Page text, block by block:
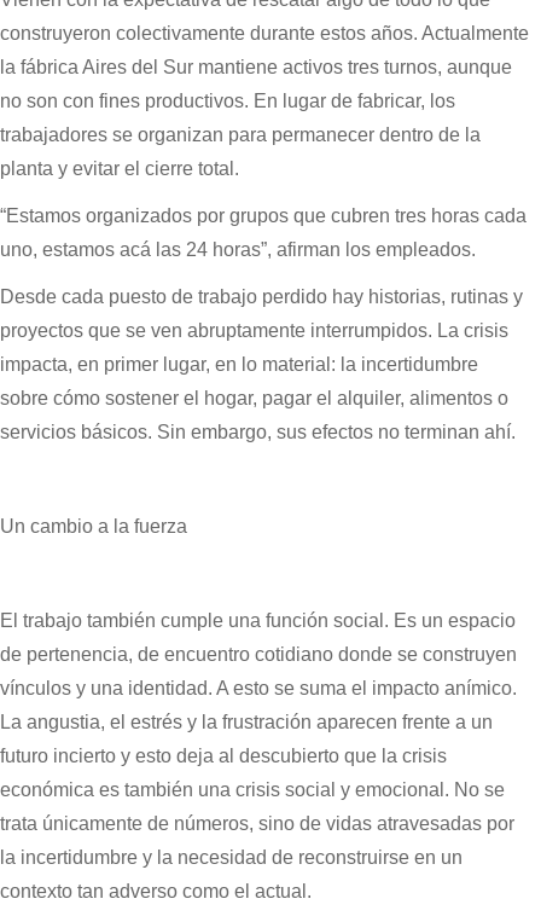
construyeron colectivamente durante estos años. Actualmente
la fábrica Aires del Sur mantiene activos tres turnos, aunque
no son con fines productivos. En lugar de fabricar, los
trabajadores se organizan para permanecer dentro de la
planta y evitar el cierre total.
“Estamos organizados por grupos que cubren tres horas cada
uno, estamos acá las 24 horas”, afirman los empleados.
Desde cada puesto de trabajo perdido hay historias, rutinas y
proyectos que se ven abruptamente interrumpidos. La crisis
impacta, en primer lugar, en lo material: la incertidumbre
sobre cómo sostener el hogar, pagar el alquiler, alimentos o
servicios básicos. Sin embargo, sus efectos no terminan ahí.
Un cambio a la fuerza
El trabajo también cumple una función social. Es un espacio
de pertenencia, de encuentro cotidiano donde se construyen
vínculos y una identidad. A esto se suma el impacto anímico.
La angustia, el estrés y la frustración aparecen frente a un
futuro incierto y esto deja al descubierto que la crisis
económica es también una crisis social y emocional. No se
trata únicamente de números, sino de vidas atravesadas por
la incertidumbre y la necesidad de reconstruirse en un
contexto tan adverso como el actual.